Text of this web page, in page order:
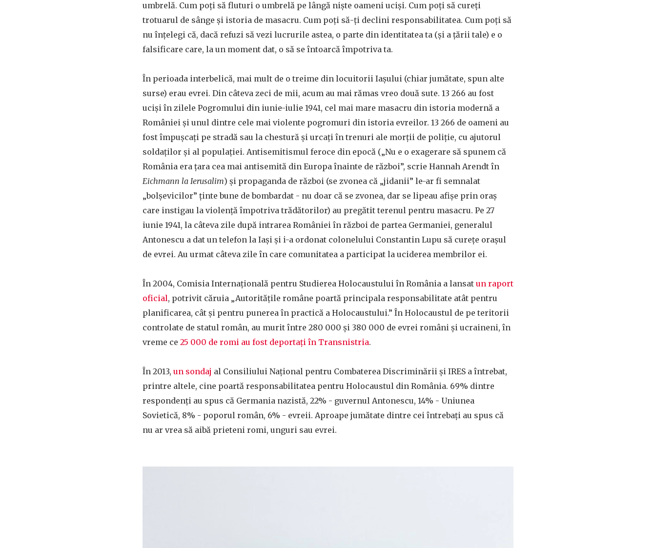
umbrelă. Cum poți să fluturi o umbrelă pe lângă niște oameni uciși. Cum poți să cureți
trotuarul de sânge și istoria de masacru. Cum poți să-ți declini responsabilitatea. Cum poți să
nu înțelegi că, dacă refuzi să vezi lucrurile astea, o parte din identitatea ta (și a țării tale) e o
falsificare care, la un moment dat, o să se întoarcă împotriva ta.
În perioada interbelică, mai mult de o treime din locuitorii Iașului (chiar jumătate, spun alte
surse) erau evrei. Din câteva zeci de mii, acum au mai rămas vreo două sute. 13 266 au fost
uciși în zilele Pogromului din iunie-iulie 1941, cel mai mare masacru din istoria modernă a
României și unul dintre cele mai violente pogromuri din istoria evreilor. 13 266 de oameni au
fost împușcați pe stradă sau la chestură și urcați în trenuri ale morții de poliție, cu ajutorul
soldaților și al populației. Antisemitismul feroce din epocă („Nu e o exagerare să spunem că
România era țara cea mai antisemită din Europa înainte de război”, scrie Hannah Arendt în
Eichmann la Ierusalim) și propaganda de război (se zvonea că „jidanii” le-ar fi semnalat
„bolșevicilor” ținte bune de bombardat - nu doar că se zvonea, dar se lipeau afișe prin oraș
care instigau la violență împotriva trădătorilor) au pregătit terenul pentru masacru. Pe 27
iunie 1941, la câteva zile după intrarea României în război de partea Germaniei, generalul
Antonescu a dat un telefon la Iași și i-a ordonat colonelului Constantin Lupu să curețe orașul
de evrei. Au urmat câteva zile în care comunitatea a participat la uciderea membrilor ei.
În 2004, Comisia Internațională pentru Studierea Holocaustului în România a lansat un raport
oficial, potrivit căruia „Autoritățile române poartă principala responsabilitate atât pentru
planificarea, cât și pentru punerea în practică a Holocaustului.” În Holocaustul de pe teritorii
controlate de statul român, au murit între 280 000 și 380 000 de evrei români și ucraineni, în
vreme ce 25 000 de romi au fost deportați în Transnistria.
În 2013, un sondaj al Consiliului Național pentru Combaterea Discriminării și IRES a întrebat,
printre altele, cine poartă responsabilitatea pentru Holocaustul din România. 69% dintre
respondenți au spus că Germania nazistă, 22% - guvernul Antonescu, 14% - Uniunea
Sovietică, 8% - poporul român, 6% - evreii. Aproape jumătate dintre cei întrebați au spus că
nu ar vrea să aibă prieteni romi, unguri sau evrei.